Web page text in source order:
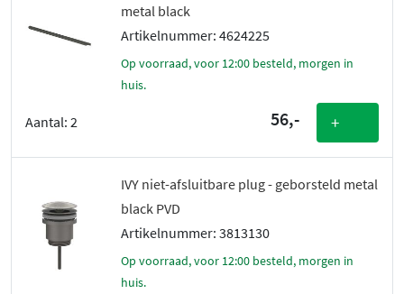
metal black
Artikelnummer: 4624225
Op voorraad, voor 12:00 besteld, morgen in
huis.
Aantal: 2 56,- +
IVY niet-afsluitbare plug - geborsteld metal
black PVD
Artikelnummer: 3813130
Op voorraad, voor 12:00 besteld, morgen in
huis.